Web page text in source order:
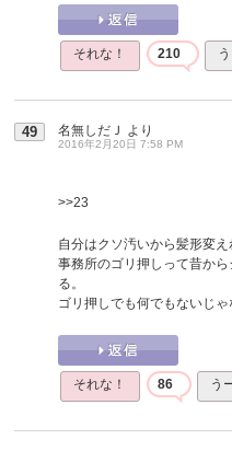
それな！ 210
49 名無しだＪ より
2016年2月20日 7:58 PM
>>23
自分はクソ汚いから髪形変え
事務所のゴリ押しって昔か
る。
ゴリ押しでも何でもないじゃ
それな！ 86 う